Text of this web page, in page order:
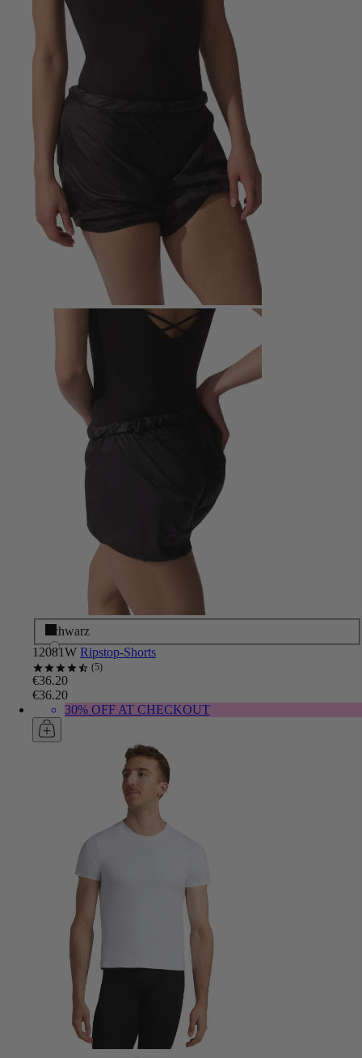
Schwarz
12081W Ripstop-Shorts
5
€36.20
€36.20
30% OFF AT CHECKOUT